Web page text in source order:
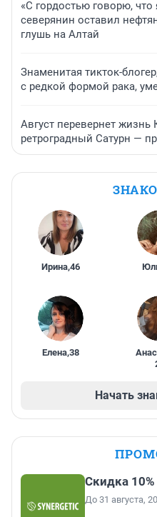
«С гордостью говорю,
северянин оставил
глушь на Алтай
Знаменитая тикток-
с редкой формой рака,
Август перевернет жизнь
ретроградный Сатурн —
Ирина,46
Елена,38
Начать
Скидка
До 31 августа,